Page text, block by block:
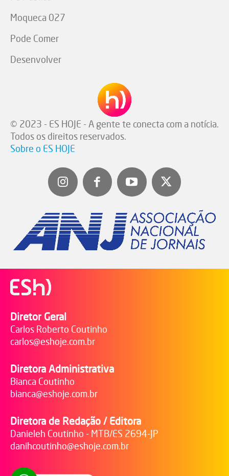
Moqueca 027
Pode Comer
Desenvolver
© 2023 - ES HOJE - A gente te conecta com a notícia.
Todos os direitos reservados.
Sobre o ES HOJE
Diretor Geral
Carlos Roberto Coutinho
carlos@eshoje.com.br
Diretora Administrativa
Bianca Coutinho
bianca@eshoje.com.br
Diretora de Redação / Editora
Danieleh Coutinho - MTB/ES 2694-JP
danihcoutinho@eshoje.com.br